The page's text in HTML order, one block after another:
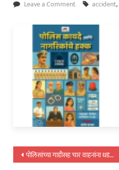
Leave a Commenton
बहिणीला
घेऊन
घरी
निघालेला
भावंडांचा
हृदयद्रावक
शेवट…
accident,
पोस्टचे
पोलिसांच्या गाडीसह चार वाहनांना धडक; पोलिसकाका जखमी…